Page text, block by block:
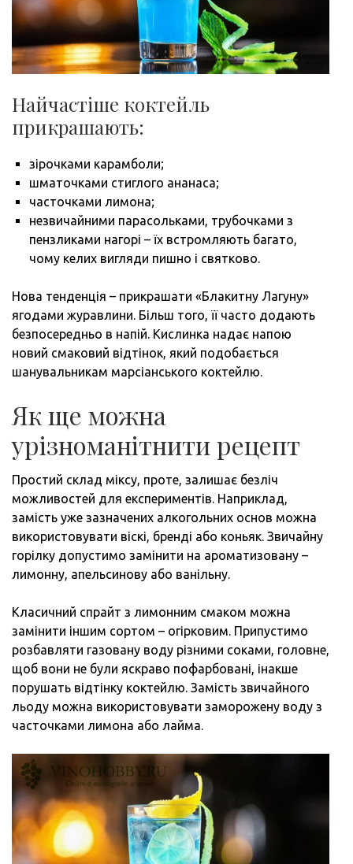
Найчастіше коктейль
прикрашають:
зірочками карамболи;
шматочками стиглого ананаса;
часточками лимона;
незвичайними парасольками, трубочками з
пензликами нагорі – їх встромляють багато,
чому келих вигляди пишно і святково.
Нова тенденція – прикрашати «Блакитну Лагуну»
ягодами журавлини. Більш того, її часто додають
безпосередньо в напій. Кислинка надає напою
новий смаковий відтінок, який подобається
шанувальникам марсіанського коктейлю.
Як ще можна
урізноманітнити рецепт
Простий склад міксу, проте, залишає безліч
можливостей для експериментів. Наприклад,
замість уже зазначених алкогольних основ можна
використовувати віскі, бренді або коньяк. Звичайну
горілку допустимо замінити на ароматизовану –
лимонну, апельсинову або ванільну.
Класичний спрайт з лимонним смаком можна
замінити іншим сортом – огірковим. Припустимо
розбавляти газовану воду різними соками, головне,
щоб вони не були яскраво пофарбовані, інакше
порушать відтінку коктейлю. Замість звичайного
льоду можна використовувати заморожену воду з
часточками лимона або лайма.